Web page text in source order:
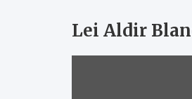
Lei Aldir